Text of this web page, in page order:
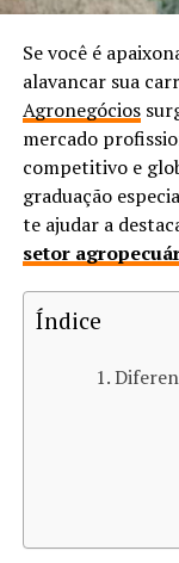
Se você é
alavancar sua
Agronegócios
mercado
competitivo e
graduação
te ajudar a
setor
Índice